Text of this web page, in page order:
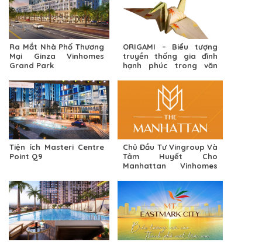
Ra Mắt Nhà Phố Thương
Mại Ginza Vinhomes
Grand Park
ORIGAMI – Biểu tượng
truyền thống gia đình
hạnh phúc trong văn
Tiện ích Masteri Centre
Point Q9
Chủ Đầu Tư Vingroup Và
Tâm Huyết Cho
Manhattan Vinhomes